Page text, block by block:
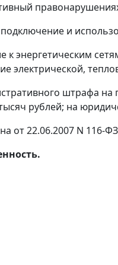
и
к энергетическим
электрической,
штрафа на
рублей; на
от 22.06.2007 N 116-